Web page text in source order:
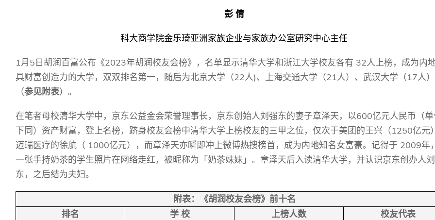
BizBites
金融科技学理学硕士课程
资讯与网络安全管理理学硕士课程
资讯系统管理学理学硕士课程
国际管理理学硕士课程
哲学博士
会计博士
市场营销博士
资讯系统博士
运营管理博士
金融博士
香港科技大学利丰供应链研究院
彭 倩
科大商学院金乐琦亚洲家族企业与家族办公室研究中心主任
1月 5 日胡润百富公布《2023年胡润校友会榜》，名单显示清华大学和浙江大学校友各有 32人上榜，成为内
具财富创造力的大学，双双排名第一，随后为北京大学（22人)、上海交通大学（21人）、武汉大学（ 17人
（参见附表）。
在笔者母校清华大学中，京东公益金会荣誉理事长，京东创始人刘强东的妻子章泽天，以600亿元人民币（单
下同）资产财富，登上名榜，跻身校友会榜中清华大学上榜校友的三甲之位，仅次于美团的王兴（ 1250亿元
迈瑞医疗的徐航（ 1000亿元），而章泽天亦瞬即冲上微博热搜榜首，成为内地知名女富豪。记得于 2009年
一张手持奶茶的学生照片在网络走红，被昵称为「奶茶妹妹」。章泽天后入读清华大学，并认识京东创办人
东，之后结为夫妇。
附表：《胡润校友会榜》前十名
排名
学 校 上榜人数 校友代表